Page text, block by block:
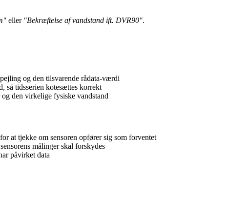
eller "Bekræftelse af vandstand ift. DVR90".
og den tilsvarende rådata-værdi
så tidsserien kotesættes korrekt
den virkelige fysiske vandstand
at tjekke om sensoren opfører sig som forventet
målinger skal forskydes
påvirket data